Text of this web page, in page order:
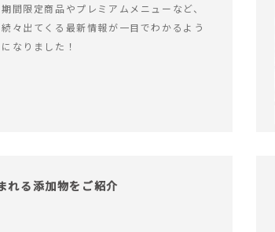
期間限定商品やプレミアムメニューなど、
続々出てくる最新情報が一目でわかるよう
になりました！
れる添加物をご紹介